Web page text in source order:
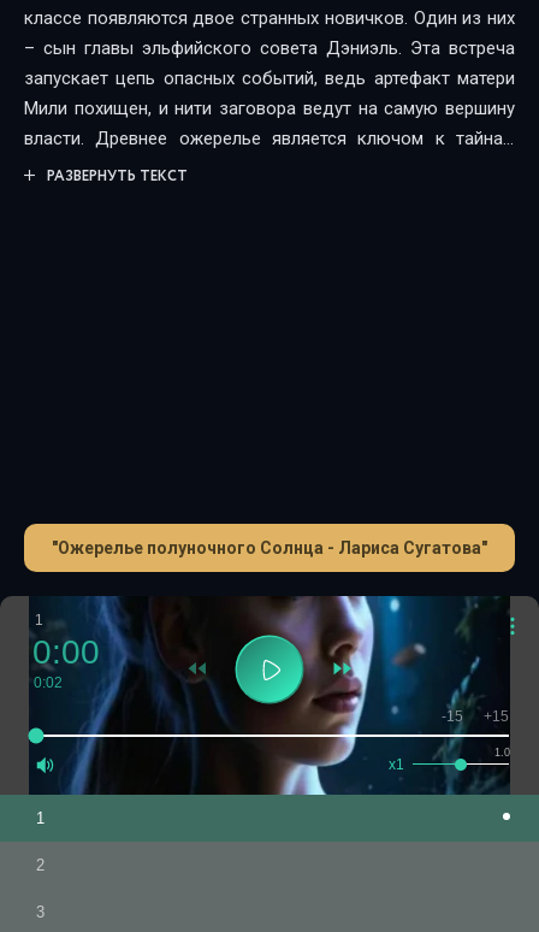
классе появляются двое странных новичков. Один из них
– сын главы эльфийского совета Дэниэль. Эта встреча
запускает цепь опасных событий, ведь артефакт матери
Мили похищен, и нити заговора ведут на самую вершину
власти. Древнее ожерелье является ключом к тайнам
прошлого, из-за которого много лет назад погибли
РАЗВЕРНУТЬ ТЕКСТ
"Ожерелье полуночного Солнца - Лариса Сугатова"
1
0:00
0:02
1.0
x1
-15 +15
1
2
3